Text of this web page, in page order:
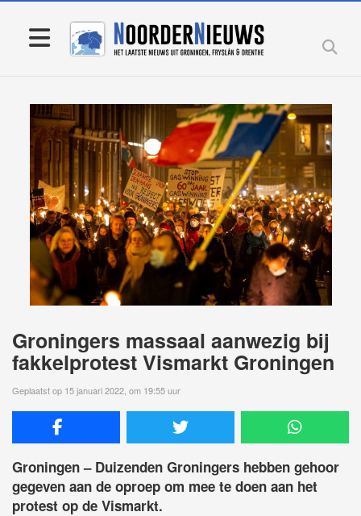
Groningers massaal aanwezig bij
fakkelprotest Vismarkt Groningen
Geplaatst op 15 januari 2022, om 19:55 uur
Groningen – Duizenden Groningers hebben gehoor
gegeven aan de oproep om mee te doen aan het
protest op de Vismarkt.